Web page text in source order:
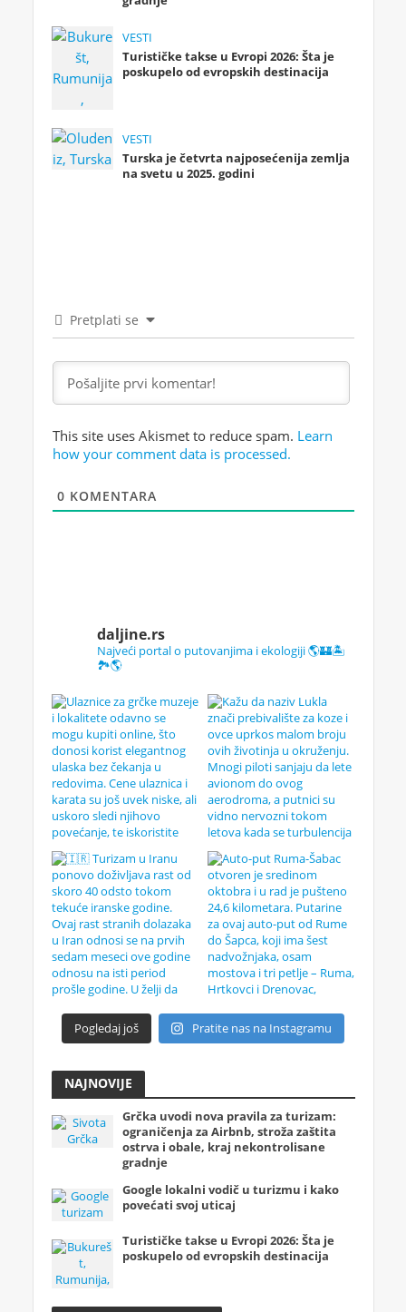
VESTI
Turističke takse u Evropi 2026: Šta je
poskupelo od evropskih destinacija
VESTI
Turska je četvrta najposećenija zemlja
na svetu u 2025. godini
Pretplati se
This site uses Akismet to reduce spam. Learn
how your comment data is processed.
0 KOMENTARA
daljine.rs
Najveći portal o putovanjima i ekologiji 🌎🏰🏝️
🏞️🌎
Pogledaj još Pratite nas na Instagramu
NAJNOVIJE
Grčka uvodi nova pravila za turizam:
ograničenja za Airbnb, stroža zaštita
ostrva i obale, kraj nekontrolisane
gradnje
Google lokalni vodič u turizmu i kako
povećati svoj uticaj
Turističke takse u Evropi 2026: Šta je
poskupelo od evropskih destinacija